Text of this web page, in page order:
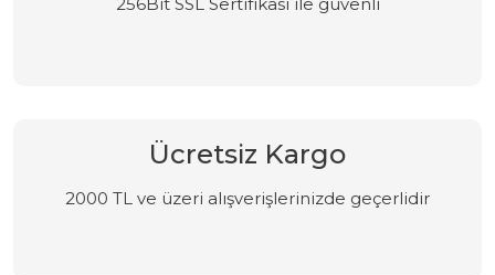
Ücretsiz Kargo
2000 TL ve üzeri alışverişlerinizde geçerlidir